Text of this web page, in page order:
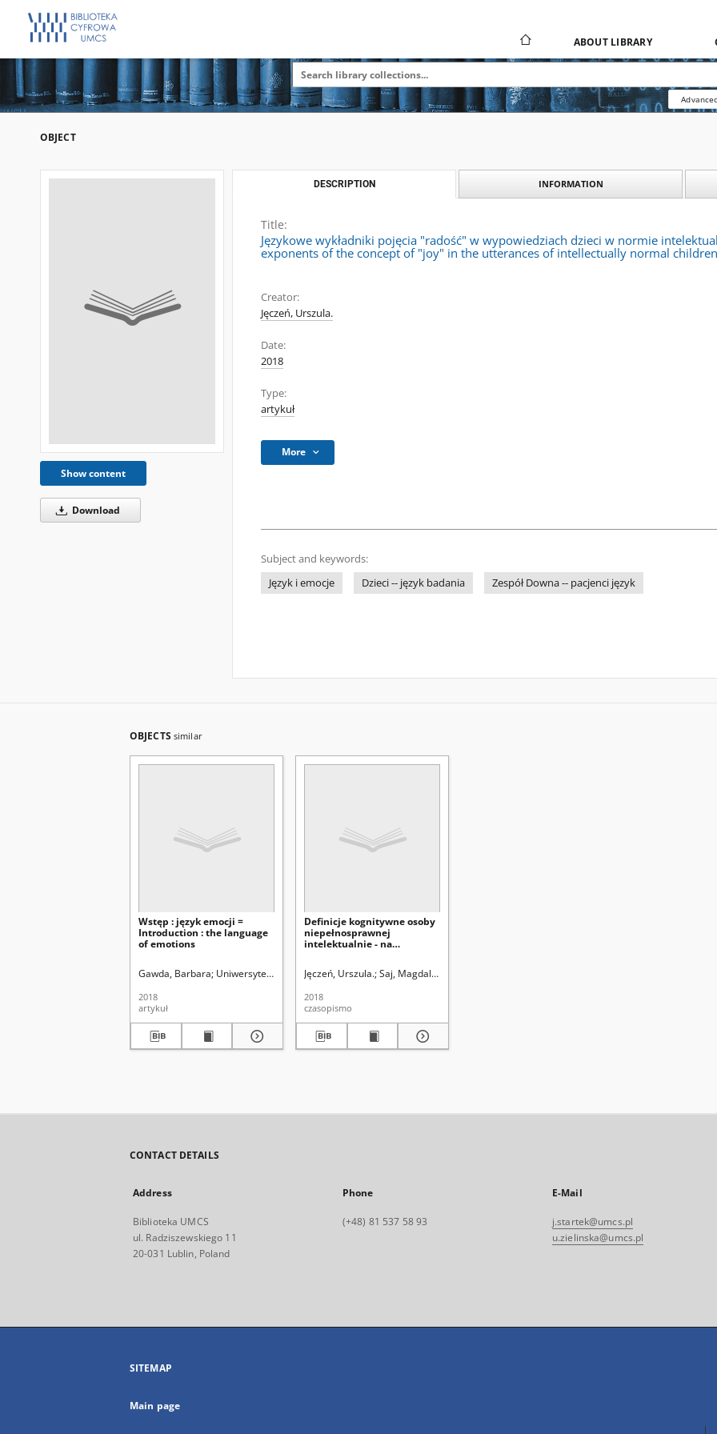
ABOUT LIBRARY
OBJECT
Show content
Download
DESCRIPTION INFORMATION
Title:
Językowe wykładniki pojęcia "radość" w wypowiedziach dzieci w normie
exponents of the concept of "joy" in the utterances of intellectually normal
Creator:
Jęczeń, Urszula.
Date:
2018
Type:
artykuł
More
Subject and keywords:
Język i emocje
Dzieci -- język badania Zespół Downa -- pacjenci język
OBJECTS similar
Wstęp : język emocji =
Introduction : the language
of emotions
Gawda, Barbara Uniwersytet Marii Curie-Skłodowskiej (Lublin)
2018
artykuł
Definicje kognitywne osoby
niepełnosprawnej
intelektualnie - na
Jęczeń, Urszula. Saj, Magdalena.
2018
czasopismo
CONTACT DETAILS
Address
Biblioteka UMCS
ul. Radziszewskiego 11
20-031 Lublin, Poland
Phone
(+48) 81 537 58 93
E-Mail
j.startek@umcs.pl
u.zielinska@umcs.pl
SITEMAP
Main page